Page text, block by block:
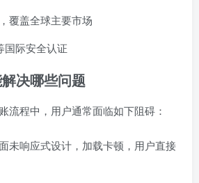
，覆盖全球主要市场
国际安全认证
决哪些问题
流程中，用户通常面临如下阻碍：
未响应式设计，加载卡顿，用户直接